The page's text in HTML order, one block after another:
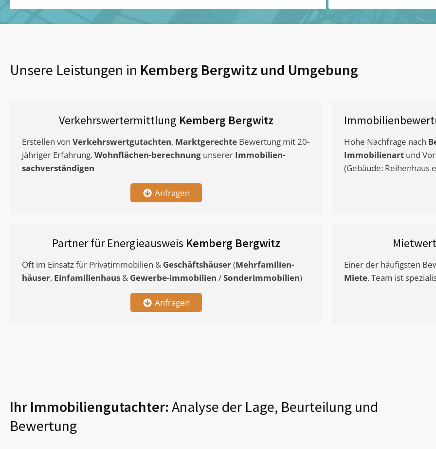
Unsere Leistungen in Kemberg Bergwitz und Umgebung
Verkehrswertermittlung Kemberg Bergwitz
Erstellen von Verkehrswertgutachten, Marktgerechte Bewertung mit 20-
jähriger Erfahrung. Wohnflächen-berechnung unserer Immobilien-
sachverständigen
Anfragen
Hohe Nachfrage nach
Immobilienart und
(Gebäude: Reihenhaus
Partner für Energieausweis Kemberg Bergwitz
Oft im Einsatz für Privatimmobilien & Geschäftshäuser(Mehrfamilien-
häuser, Einfamilienhaus & Gewerbe-immobilien /Sonderimmobilien)
Anfragen
Einer der häufigsten
Miete. Team ist
Ihr Immobiliengutachter: Analyse der Lage, Beurteilung und
Bewertung